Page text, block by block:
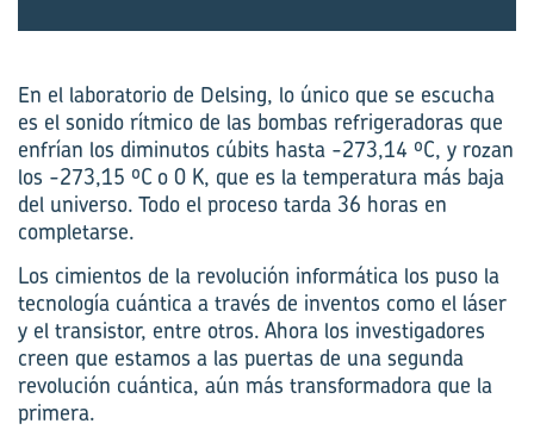
En el laboratorio de Delsing, lo único que se escucha
es el sonido rítmico de las bombas refrigeradoras que
enfrían los diminutos cúbits hasta -273,14 ºC, y rozan
los -273,15 ºC o 0 K, que es la temperatura más baja
del universo. Todo el proceso tarda 36 horas en
completarse.
Los cimientos de la revolución informática los puso la
tecnología cuántica a través de inventos como el láser
y el transistor, entre otros. Ahora los investigadores
creen que estamos a las puertas de una segunda
revolución cuántica, aún más transformadora que la
primera.